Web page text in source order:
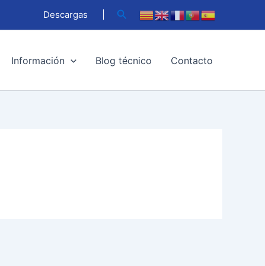
Descargas Buscar
Información Blog técnico Contacto